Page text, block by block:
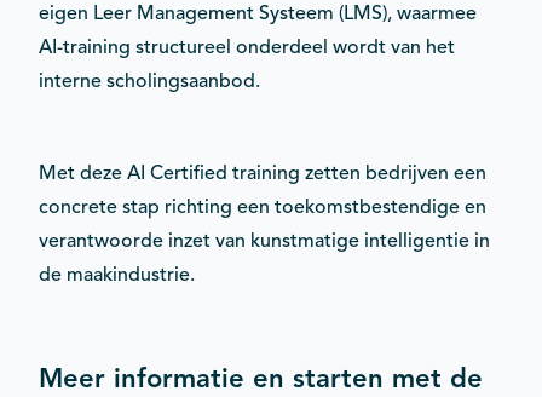
eigen Leer Management Systeem (LMS), waarmee
AI-training structureel onderdeel wordt van het
interne scholingsaanbod.
Met deze AI Certified training zetten bedrijven een
concrete stap richting een toekomstbestendige en
verantwoorde inzet van kunstmatige intelligentie in
de maakindustrie.
Meer informatie en starten met de